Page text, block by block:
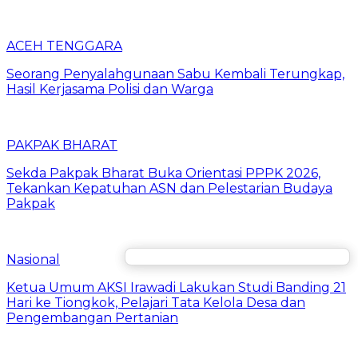
ACEH TENGGARA
Seorang Penyalahgunaan Sabu Kembali Terungkap,
Hasil Kerjasama Polisi dan Warga
PAKPAK BHARAT
Sekda Pakpak Bharat Buka Orientasi PPPK 2026,
Tekankan Kepatuhan ASN dan Pelestarian Budaya
Pakpak
Nasional
Ketua Umum AKSI Irawadi Lakukan Studi Banding 21
Hari ke Tiongkok, Pelajari Tata Kelola Desa dan
Pengembangan Pertanian